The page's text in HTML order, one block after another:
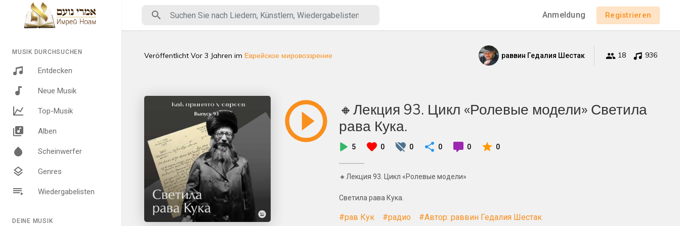
MUSIK DURCHSUCHEN
Entdecken
Neue Musik
Top-Musik
Alben
Scheinwerfer
Genres
Wiedergabelisten
DEINE MUSIK
Anmeldung Registrieren
Veröffentlicht Vor 3 Jahren im Еврейское мировоззрение раввин Гедалия Шестак 18 936
🔸Лекция 93. Цикл «Ролевые модели» Светила
рава Кука.
5 0 0 0 0 0
🔸Лекция 93. Цикл «Ролевые модели»
Светила рава Кука.
#рав Кук #радио #Автор: раввин Гедалия Шестак